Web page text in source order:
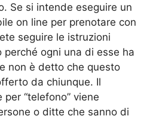
Se si intende eseguire un
on line per prenotare con
seguire le istruzioni
perché ogni una di esse ha
non è detto che questo
da chiunque. Il
“telefono” viene
o ditte che sanno di